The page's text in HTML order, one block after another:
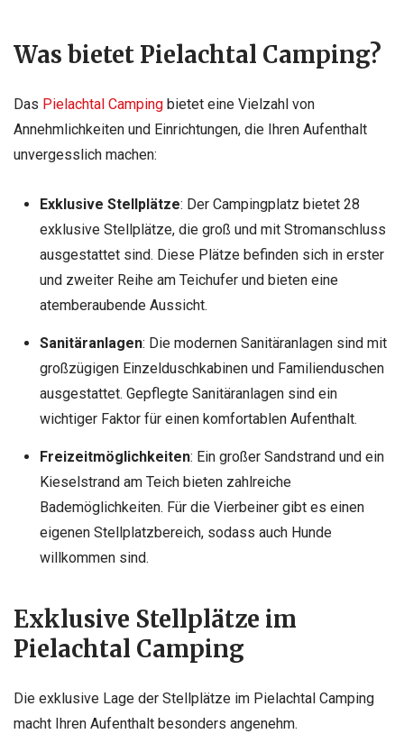
Was bietet Pielachtal Camping?
Das Pielachtal Camping bietet eine Vielzahl von
Annehmlichkeiten und Einrichtungen, die Ihren Aufenthalt
unvergesslich machen:
Exklusive Stellplätze: Der Campingplatz bietet 28
exklusive Stellplätze, die groß und mit Stromanschluss
ausgestattet sind. Diese Plätze befinden sich in erster
und zweiter Reihe am Teichufer und bieten eine
atemberaubende Aussicht.
Sanitäranlagen: Die modernen Sanitäranlagen sind mit
großzügigen Einzelduschkabinen und Familienduschen
ausgestattet. Gepflegte Sanitäranlagen sind ein
wichtiger Faktor für einen komfortablen Aufenthalt.
Freizeitmöglichkeiten: Ein großer Sandstrand und ein
Kieselstrand am Teich bieten zahlreiche
Bademöglichkeiten. Für die Vierbeiner gibt es einen
eigenen Stellplatzbereich, sodass auch Hunde
willkommen sind.
Exklusive Stellplätze im
Pielachtal Camping
Die exklusive Lage der Stellplätze im Pielachtal Camping
macht Ihren Aufenthalt besonders angenehm.